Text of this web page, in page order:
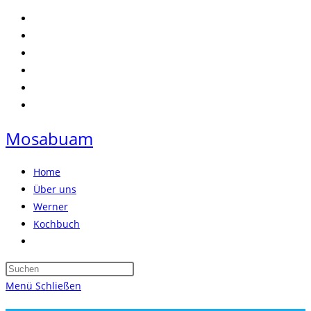
Zum
Inhalt
springen
Mosabuam
Home
Über uns
Werner
Kochbuch
umschalten
Press
Menü Schließen